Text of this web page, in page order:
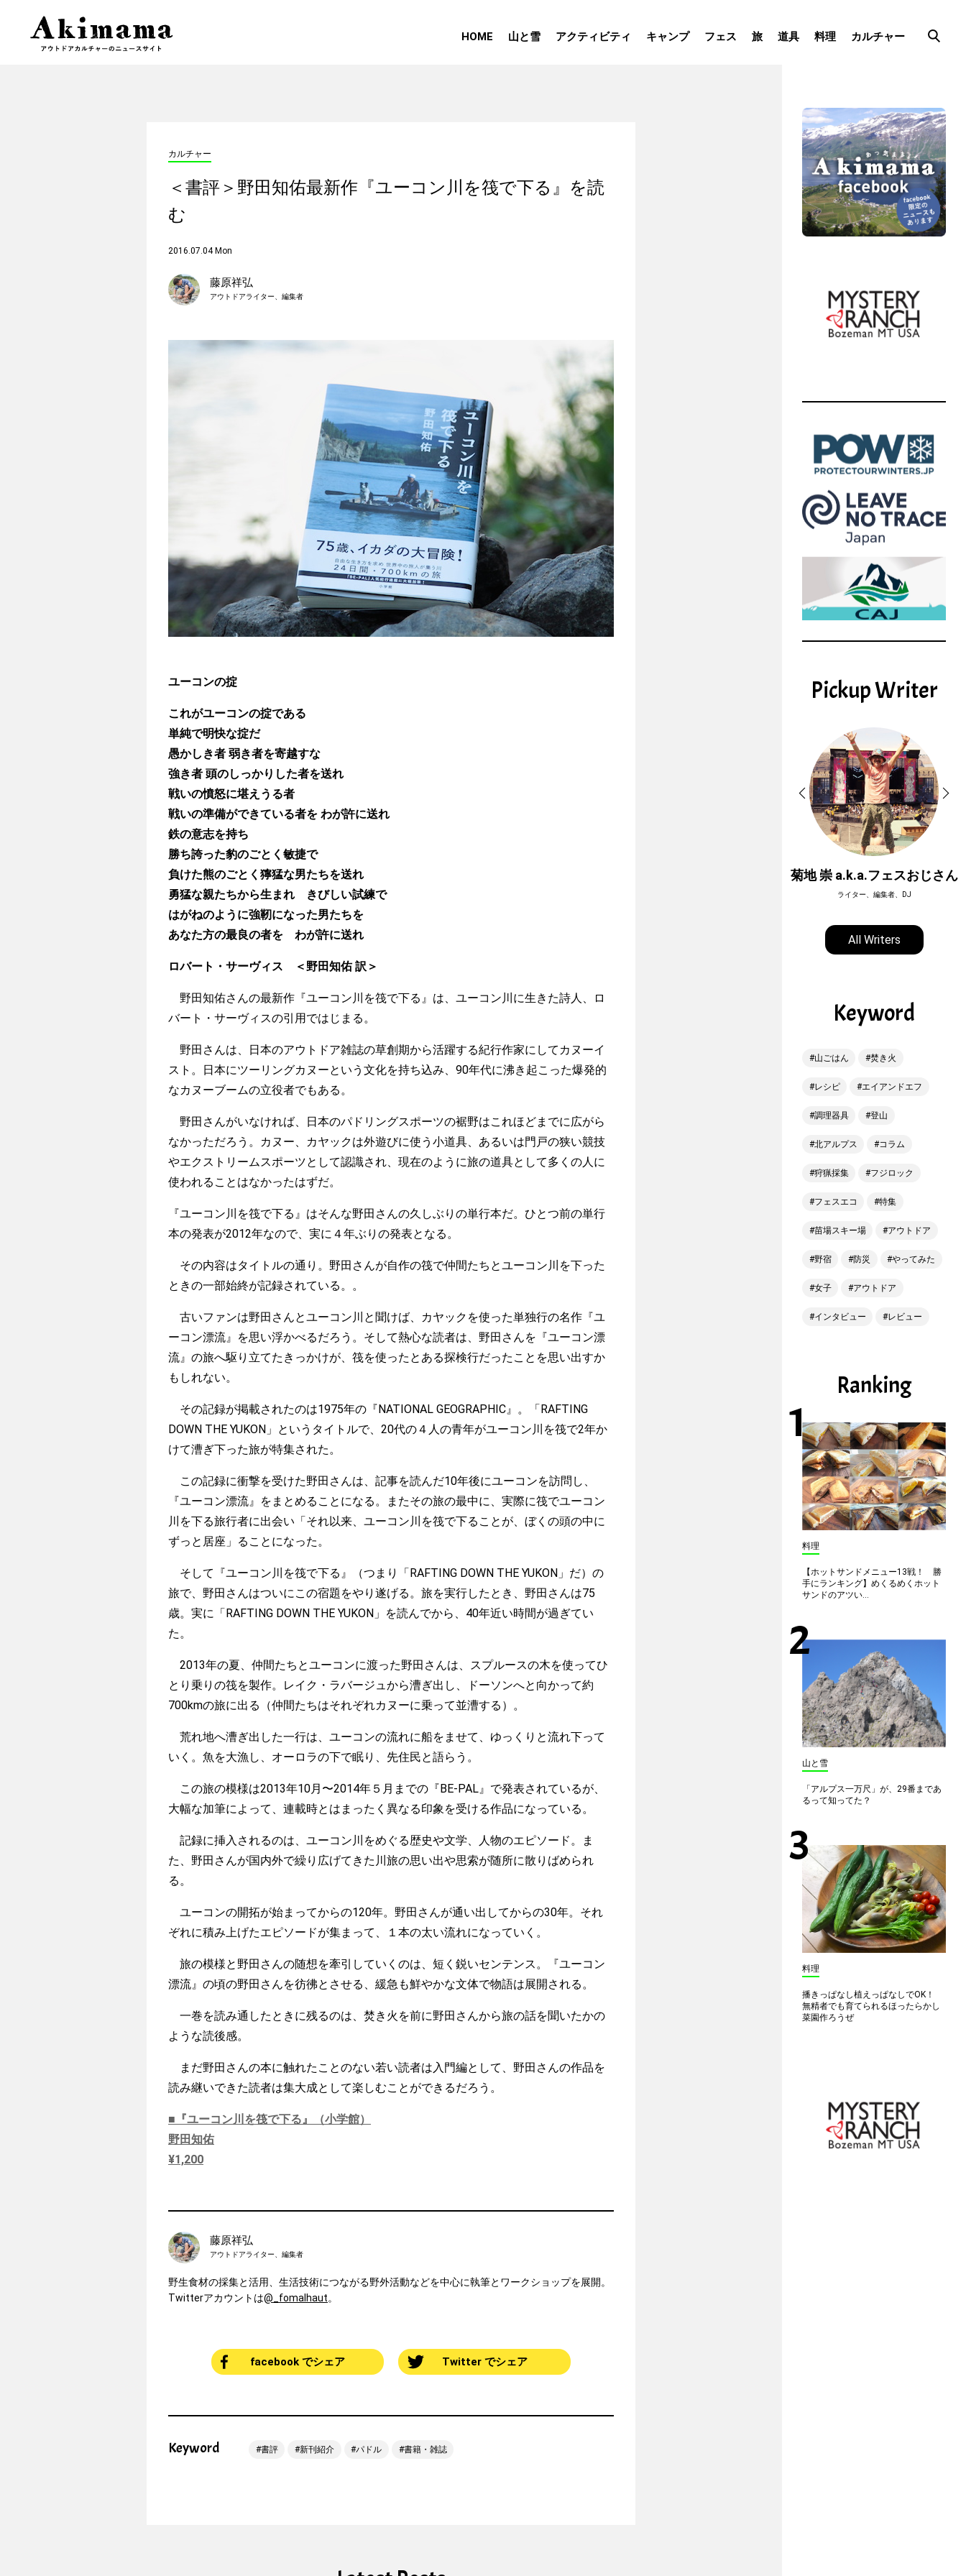
HOME 山と雪 アクティビティ キャンプ フェス 旅 道具 料理 カルチャー
カルチャー
＜書評＞野田知佑最新作『ユーコン川を筏で下る』を読
む
2016.07.04 Mon
藤原祥弘
アウトドアライター、編集者
ユーコンの掟
これがユーコンの掟である
単純で明快な掟だ
愚かしき者 弱き者を寄越すな
強き者 頭のしっかりした者を送れ
戦いの憤怒に堪えうる者
戦いの準備ができている者を わが許に送れ
鉄の意志を持ち
勝ち誇った豹のごとく敏捷で
負けた熊のごとく獰猛な男たちを送れ
勇猛な親たちから生まれ きびしい試練で
はがねのように強靭になった男たちを
あなた方の最良の者を わが許に送れ
ロバート・サーヴィス ＜野田知佑 訳＞
野田知佑さんの最新作『ユーコン川を筏で下る』は、ユーコン川に生きた詩人、ロ
バート・サーヴィスの引用ではじまる。
野田さんは、日本のアウトドア雑誌の草創期から活躍する紀行作家にしてカヌーイ
スト。日本にツーリングカヌーという文化を持ち込み、90年代に沸き起こった爆発的
なカヌーブームの立役者でもある。
野田さんがいなければ、日本のパドリングスポーツの裾野はこれほどまでに広がら
なかっただろう。カヌー、カヤックは外遊びに使う小道具、あるいは門戸の狭い競技
やエクストリームスポーツとして認識され、現在のように旅の道具として多くの人に
使われることはなかったはずだ。
『ユーコン川を筏で下る』はそんな野田さんの久しぶりの単行本だ。ひとつ前の単行
本の発表が2012年なので、実に４年ぶりの発表となる。
その内容はタイトルの通り。野田さんが自作の筏で仲間たちとユーコン川を下った
ときの一部始終が記録されている。。
古いファンは野田さんとユーコン川と聞けば、カヤックを使った単独行の名作『ユ
ーコン漂流』を思い浮かべるだろう。そして熱心な読者は、野田さんを『ユーコン漂
流』の旅へ駆り立てたきっかけが、筏を使ったとある探検行だったことを思い出すか
もしれない。
その記録が掲載されたのは1975年の『NATIONAL GEOGRAPHIC』。「RAFTING
DOWN THE YUKON」というタイトルで、20代の４人の青年がユーコン川を筏で2年か
けて漕ぎ下った旅が特集された。
この記録に衝撃を受けた野田さんは、記事を読んだ10年後にユーコンを訪問し、
『ユーコン漂流』をまとめることになる。またその旅の最中に、実際に筏でユーコン
川を下る旅行者に出会い「それ以来、ユーコン川を筏で下ることが、ぼくの頭の中に
ずっと居座」ることになった。
そして『ユーコン川を筏で下る』（つまり「RAFTING DOWN THE YUKON」だ）の
旅で、野田さんはついにこの宿題をやり遂げる。旅を実行したとき、野田さんは75
歳。実に「RAFTING DOWN THE YUKON」を読んでから、40年近い時間が過ぎてい
た。
2013年の夏、仲間たちとユーコンに渡った野田さんは、スプルースの木を使ってひ
とり乗りの筏を製作。レイク・ラバージュから漕ぎ出し、ドーソンへと向かって約
700kmの旅に出る（仲間たちはそれぞれカヌーに乗って並漕する）。
荒れ地へ漕ぎ出した一行は、ユーコンの流れに船をませて、ゆっくりと流れ下って
いく。魚を大漁し、オーロラの下で眠り、先住民と語らう。
この旅の模様は2013年10月〜2014年５月までの『BE-PAL』で発表されているが、
大幅な加筆によって、連載時とはまったく異なる印象を受ける作品になっている。
記録に挿入されるのは、ユーコン川をめぐる歴史や文学、人物のエピソード。ま
た、野田さんが国内外で繰り広げてきた川旅の思い出や思索が随所に散りばめられ
る。
ユーコンの開拓が始まってからの120年。野田さんが通い出してからの30年。それ
ぞれに積み上げたエピソードが集まって、１本の太い流れになっていく。
旅の模様と野田さんの随想を牽引していくのは、短く鋭いセンテンス。『ユーコン
漂流』の頃の野田さんを彷彿とさせる、緩急も鮮やかな文体で物語は展開される。
一巻を読み通したときに残るのは、焚き火を前に野田さんから旅の話を聞いたかの
ような読後感。
まだ野田さんの本に触れたことのない若い読者は入門編として、野田さんの作品を
読み継いできた読者は集大成として楽しむことができるだろう。
■『ユーコン川を筏で下る』（小学館）
野田知佑
¥1,200
藤原祥弘
アウトドアライター、編集者
野生食材の採集と活用、生活技術につながる野外活動などを中心に執筆とワークショップを展開。
Twitterアカウントは@_fomalhaut。
facebook でシェア Twitter でシェア
Keyword 書評 新刊紹介 パドル 書籍・雑誌
Pickup Writer
菊地 崇 a.k.a.フェスおじさん
ライター、編集者、DJ
All Writers
Keyword
山ごはん 焚き火
レシピ エイアンドエフ
調理器具 登山
北アルプス コラム
狩猟採集 フジロック
フェスエコ 特集
苗場スキー場 アウトドア
野宿 防災 やってみた
女子 アウトドア
インタビュー レビュー
Ranking
料理
【ホットサンドメニュー13戦！ 勝
手にランキング】めくるめくホット
サンドのアツい...
山と雪
「アルプス一万尺」が、29番まであ
るって知ってた？
料理
播きっぱなし植えっぱなしでOK！
無精者でも育てられるほったらかし
菜園作ろうぜ